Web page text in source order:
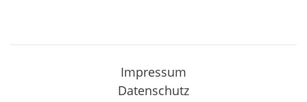
Impressum
Datenschutz